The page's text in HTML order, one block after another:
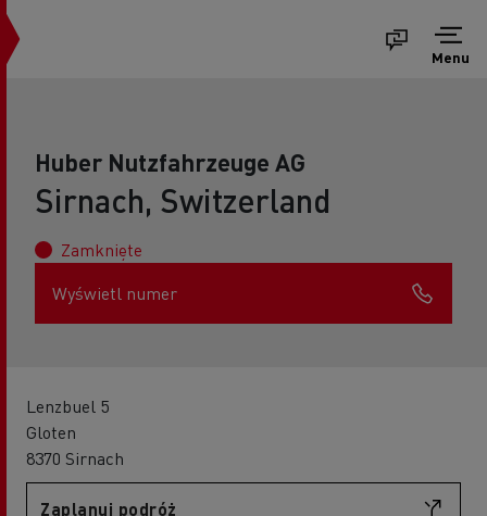
Menu
Huber Nutzfahrzeuge AG
Sirnach, Switzerland
Zamknięte
Wyświetl numer
Lenzbuel 5
Gloten
8370 Sirnach
Zaplanuj podróż